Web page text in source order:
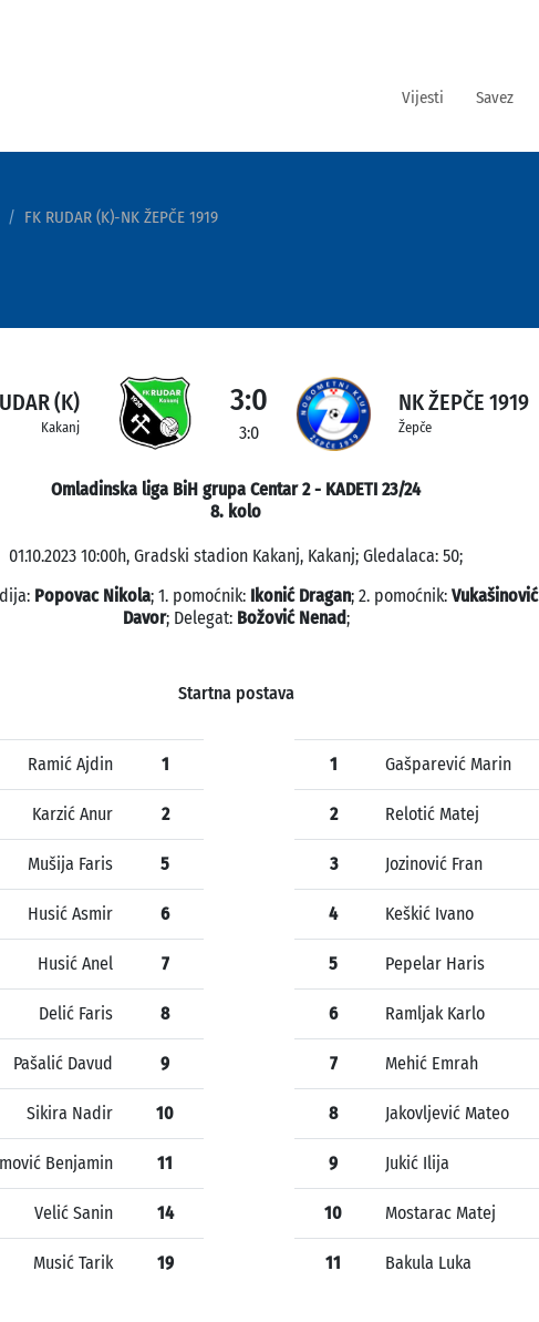
Vijesti Savez
FK RUDAR (K)-NK ŽEPČE 1919
(K)
Kakanj
3:0
3:0
NK ŽEPČE 1919
Žepče
Omladinska liga BiH grupa Centar 2 - KADETI 23/24
8. kolo
01.10.2023 10:00h, Gradski stadion Kakanj, Kakanj; Gledalaca: 50;
Popovac Nikola; 1. pomoćnik: Ikonić Dragan; 2. pomoćnik: Vukašinović
Davor; Delegat: Božović Nenad;
Startna postava
Ramić Ajdin 1
Karzić Anur 2
Mušija Faris 5
Husić Asmir 6
Husić Anel 7
Delić Faris 8
Pašalić Davud 9
Sikira Nadir 10
Benjamin 11
Velić Sanin 14
Musić Tarik 19
1 Gašparević Marin
2 Relotić Matej
3 Jozinović Fran
4 Keškić Ivano
5 Pepelar Haris
6 Ramljak Karlo
7 Mehić Emrah
8 Jakovljević Mateo
9 Jukić Ilija
10 Mostarac Matej
11 Bakula Luka